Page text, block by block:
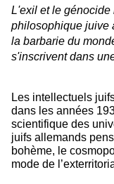
L'exil et le génocide
philosophique juive
la barbarie du
s'inscrivent dans
Les intellectuels
dans les années
scientifique des
juifs allemands
bohème, le
mode de